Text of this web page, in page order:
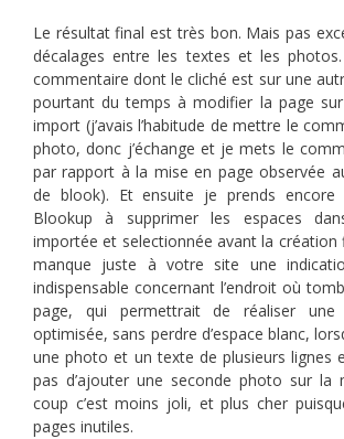
Le résultat final est très bon. Mais pas
décalages entre les textes et les photos.
commentaire dont le cliché est sur une
pourtant du temps à modifier la page
import (j’avais l’habitude de mettre le
photo, donc j’échange et je mets le
par rapport à la mise en page observée
de blook). Et ensuite je prends encore
Blookup à supprimer les espaces
importée et selectionnée avant la création
manque juste à votre site une
indispensable concernant l’endroit où
page, qui permettrait de réaliser
optimisée, sans perdre d’espace blanc,
une photo et un texte de plusieurs lignes
pas d’ajouter une seconde photo sur la
coup c’est moins joli, et plus cher
pages inutiles.